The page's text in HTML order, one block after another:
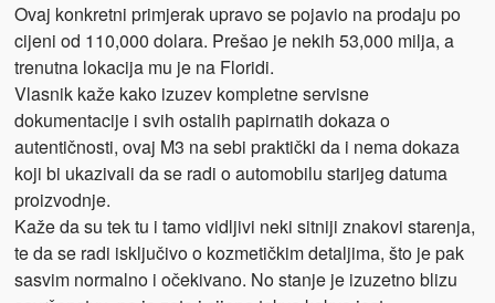
Ovaj konkretni primjerak upravo se pojavio na prodaju po
cijeni od 110,000 dolara. Prešao je nekih 53,000 milja, a
trenutna lokacija mu je na Floridi.
Vlasnik kaže kako izuzev kompletne servisne
dokumentacije i svih ostalih papirnatih dokaza o
autentičnosti, ovaj M3 na sebi praktički da i nema dokaza
koji bi ukazivali da se radi o automobilu starijeg datuma
proizvodnje.
Kaže da su tek tu i tamo vidljivi neki sitniji znakovi starenja,
te da se radi isključivo o kozmetičkim detaljima, što je pak
sasvim normalno i očekivano. No stanje je izuzetno blizu